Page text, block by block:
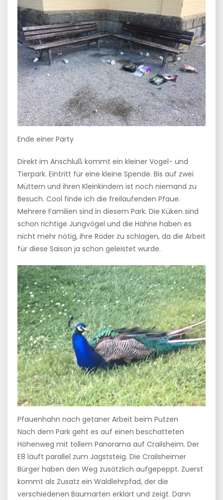
Ende einer Party
Direkt im Anschluß kommt ein kleiner Vogel- und
Tierpark. Eintritt für eine kleine Spende. Bis auf zwei
Müttern und ihren Kleinkindern ist noch niemand zu
Besuch. Cool finde ich die freilaufenden Pfaue.
Mehrere Familien sind in diesem Park. Die Küken sind
schon richtige Jungvögel und die Hähne haben es
nicht mehr nötig, ihre Räder zu schlagen, da die Arbeit
für diese Saison ja schon geleistet wurde.
Pfauenhahn nach getaner Arbeit beim Putzen
Nach dem Park geht es auf einen beschatteten
Höhenweg mit tollem Panorama auf Crailsheim. Der
E8 läuft parallel zum Jagststeig. Die Crailsheimer
Bürger haben den Weg zusätzlich aufgepeppt. Zuerst
kommt als Zusatz ein Waldlehrpfad, der die
verschiedenen Baumarten erklärt und zeigt. Dann